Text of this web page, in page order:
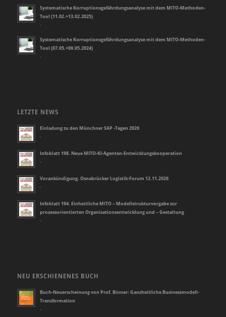
Systematische Korruptionsgefährdungsanalyse mit dem MITO-Methoden-
Tool (11.02.+13.02.2025)
-
Systematische Korruptionsgefährdungsanalyse mit dem MITO-Methoden-
Tool (07.05.+09.05.2024)
-
LETZTE NEWS
Einladung zu den Münchner SAP -Tagen 2026
-
Infoblatt 198. Neue MITO-KI-Agenten-Entwicklungskooperation
-
Vorankündigung. Osnabrücker Logistik-Forum 12.11.2026
-
Infoblatt 194. Einheitliche MITO – Modellstrukturvorgabe zur
prozessorientierten Organisationsentwicklung und – Gestaltung
-
NEU ERSCHIENENES BUCH
Buch-Neuerscheinung von Prof. Binner: Ganzheitliche Businessmodell-
Transformation
-